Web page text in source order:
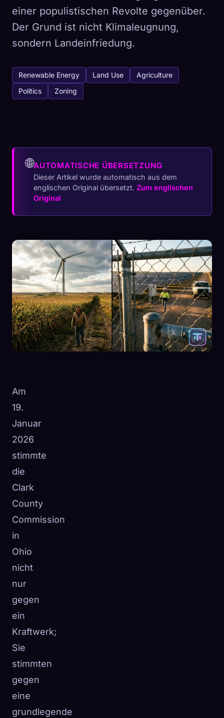
einer populistischen Revolte gegenüber.
Der Grund ist nicht Klimaleugnung,
sondern Landeinfriedung.
Renewable Energy Land Use
Agriculture
Politics
Zoning
🌐AUTOMATISCHE ÜBERSETZUNG
Dieser Artikel wurde automatisch aus dem
englischen Original übersetzt. Zum englischen
Original
Am
19.
Januar
2026
stimmte
die
Clark
County
Commission
in
Ohio
nicht
nur
gegen
ein
Kraftwerk;
Sie
stimmten
gegen
eine
grundlegende
🧬Xeno Database
☁️